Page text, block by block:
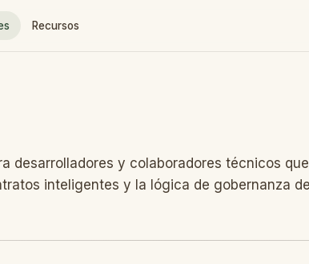
Recursos
desarrolladores y colaboradores técnicos
inteligentes y la lógica de gobernanza del